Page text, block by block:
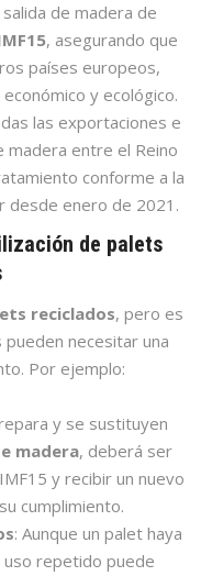
de madera de
, asegurando que
países europeos,
y ecológico.
las exportaciones e
madera entre el Reino
conforme a la
desde enero de 2021.
de palets
reciclados, pero es
pueden necesitar una
Por ejemplo:
y se sustituyen
madera, deberá ser
y recibir un nuevo
cumplimiento.
: Aunque un palet haya
repetido puede